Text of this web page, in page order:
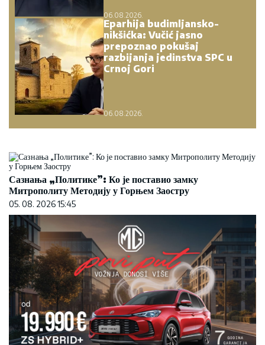
06.08.2026.
Eparhija budimljansko-
nikšićka: Vučić jasno
prepoznao pokušaj
razbijanja jedinstva SPC u
Crnoj Gori
06.08.2026.
Сазнања „Политике”: Ко је поставио замку
Митрополиту Методију у Горњем Заостру
05. 08. 2026 15:45